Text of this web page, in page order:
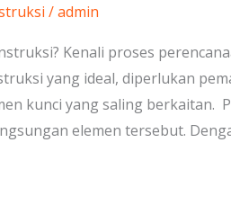
/admin
Kenali proses
yang ideal, diperlukan
kunci yang saling
elemen tersebut.